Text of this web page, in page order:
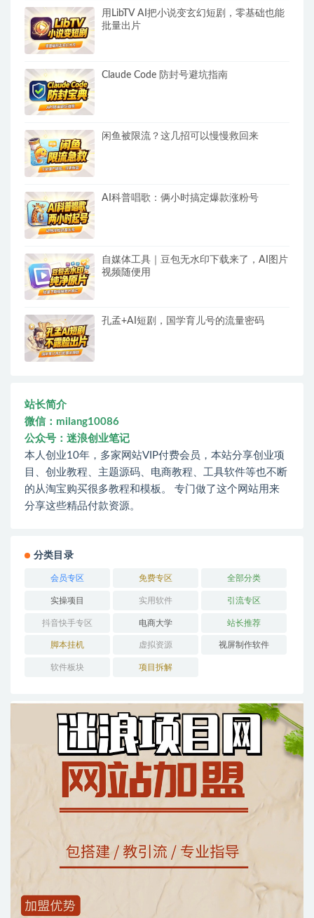
用LibTV AI把小说变玄幻短剧，零基础也能
批量出片
Claude Code 防封号避坑指南
闲鱼被限流？这几招可以慢慢救回来
AI科普唱歌：俩小时搞定爆款涨粉号
自媒体工具｜豆包无水印下载来了，AI图片
视频随便用
孔孟+AI短剧，国学育儿号的流量密码
站长简介
微信：milang10086
公众号：迷浪创业笔记
本人创业10年，多家网站VIP付费会员，本站分享创业项
目、创业教程、主题源码、电商教程、工具软件等也不断
的从淘宝购买很多教程和模板。 专门做了这个网站用来
分享这些精品付款资源。
分类目录
会员专区 免费专区 全部分类
实操项目 实用软件 引流专区
抖音快手专区 电商大学 站长推荐
脚本挂机 虚拟资源 视屏制作软件
软件板块 项目拆解